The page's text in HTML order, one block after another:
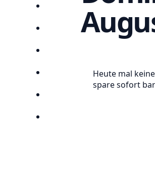
Prospekte
Angebote
Heute mal
spare sofort